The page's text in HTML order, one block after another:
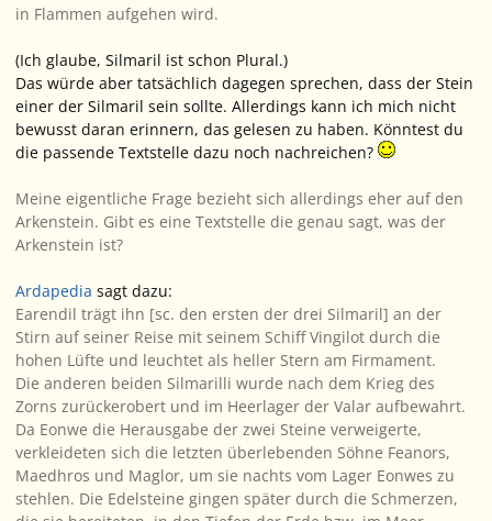
in Flammen aufgehen wird.
(Ich glaube, Silmaril ist schon Plural.)
Das würde aber tatsächlich dagegen sprechen, dass der Stein
einer der Silmaril sein sollte. Allerdings kann ich mich nicht
bewusst daran erinnern, das gelesen zu haben. Könntest du
die passende Textstelle dazu noch nachreichen?
Meine eigentliche Frage bezieht sich allerdings eher auf den
Arkenstein. Gibt es eine Textstelle die genau sagt, was der
Arkenstein ist?
Ardapedia sagt dazu:
Earendil trägt ihn [sc. den ersten der drei Silmaril] an der
Stirn auf seiner Reise mit seinem Schiff Vingilot durch die
hohen Lüfte und leuchtet als heller Stern am Firmament.
Die anderen beiden Silmarilli wurde nach dem Krieg des
Zorns zurückerobert und im Heerlager der Valar aufbewahrt.
Da Eonwe die Herausgabe der zwei Steine verweigerte,
verkleideten sich die letzten überlebenden Söhne Feanors,
Maedhros und Maglor, um sie nachts vom Lager Eonwes zu
stehlen. Die Edelsteine gingen später durch die Schmerzen,